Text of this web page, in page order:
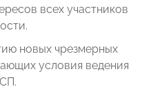
всех участников
новых чрезмерных
условия ведения